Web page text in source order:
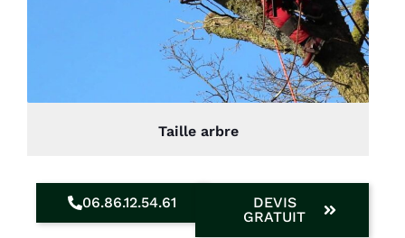
Taille arbre
06.86.12.54.61
DEVIS
GRATUIT